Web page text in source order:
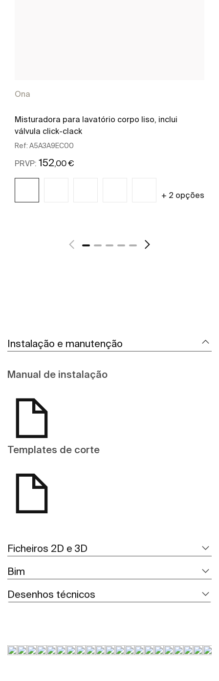
Ona
Misturadora para lavatório corpo liso, inclui
válvula click-clack
Ref: A5A3A9EC00
PRVP: 152,00 €
+ 2 opções
Instalação e manutenção
Manual de instalação
Templates de corte
Ficheiros 2D e 3D
Bim
Desenhos técnicos